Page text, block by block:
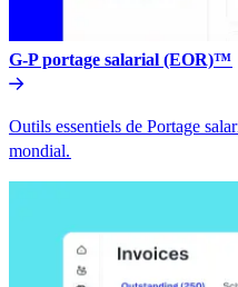
G-P portage salarial (EOR)™​​
Outils essentiels de Portage
mondial.​​